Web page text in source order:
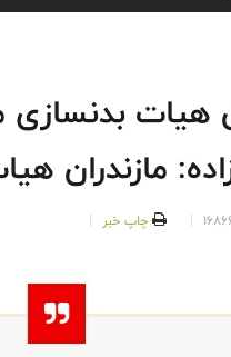
هیات
مازندران هیات
چاپ خبر